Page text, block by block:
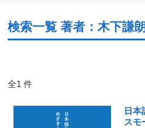
検索一覧著者：木下謙朗
全1 件
日
スモ